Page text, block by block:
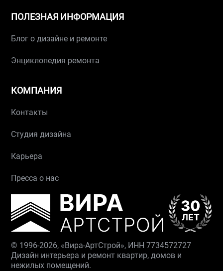
ПОЛЕЗНАЯ ИНФОРМАЦИЯ
Блог о дизайне и ремонте
Энциклопедия ремонта
КОМПАНИЯ
Контакты
Студия дизайна
Карьера
Пресса о нас
© 1996-2026, «Вира-АртСтрой», ИНН 7734572727
Дизайн интерьера и ремонт квартир, домов и
нежилых помещений.